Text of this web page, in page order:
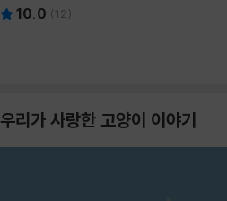
10.0 (12)
우리가 사랑한 고양이 이야기